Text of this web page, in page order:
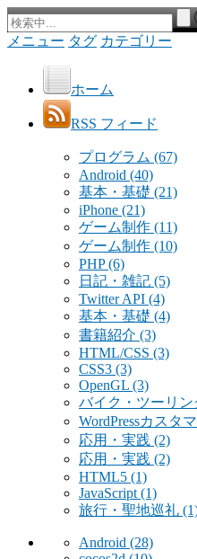
メニュー タグ カテゴリー
ホーム
RSS フィード
プログラム (67)
Android (40)
基本・基礎 (21)
iPhone (21)
ゲーム制作 (11)
ゲーム制作 (10)
PHP(6)
日記・雑記 (5)
Twitter API (4)
基本・基礎 (4)
書籍紹介 (3)
HTML/CSS (3)
CSS3 (3)
OpenGL (3)
バイク・ツーリン
WordPressカスタ
応用・実践 (2)
応用・実践 (2)
HTML5 (1)
JavaScript (1)
旅行・聖地巡礼
Android (28)